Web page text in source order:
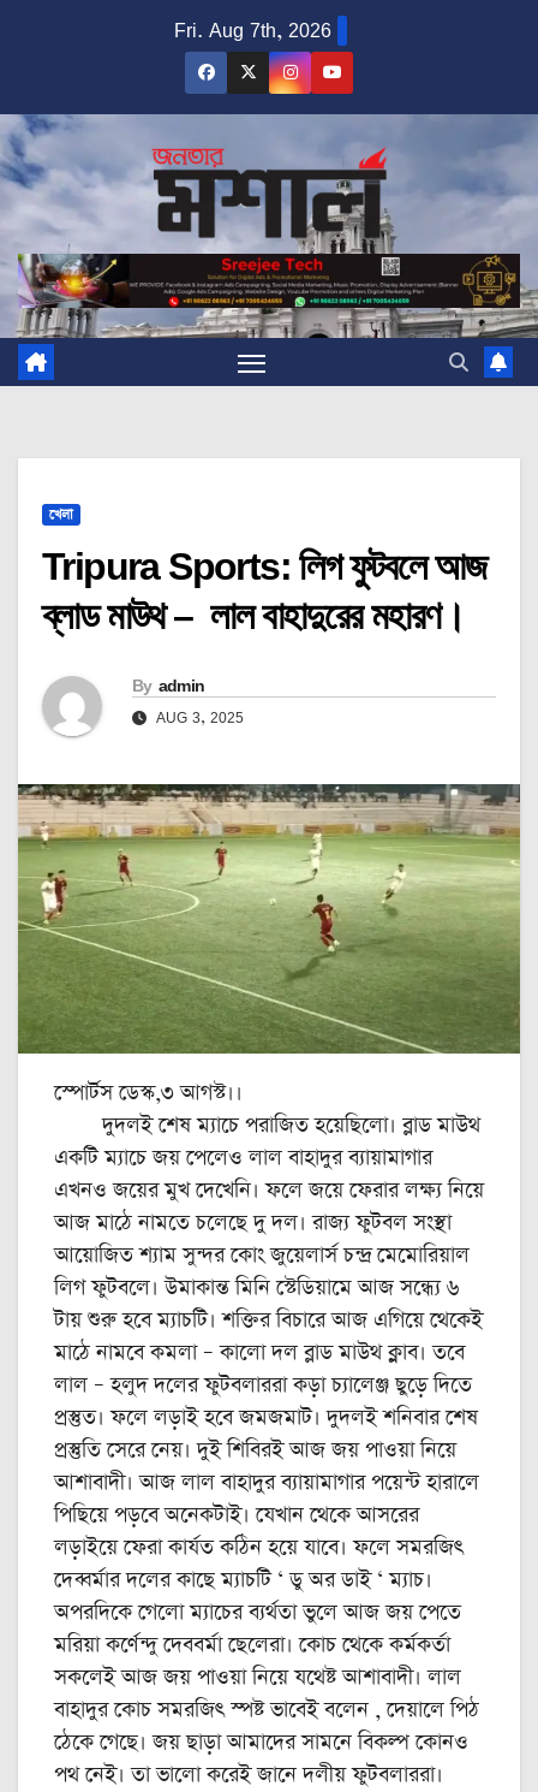
Fri. Aug 7th, 2026
খেলা
Tripura Sports: লিগ ফুটবলে আজ
ব্লাড মাউথ – লাল বাহাদুরের মহারণ।
By admin
AUG 3, 2025
স্পোর্টস ডেস্ক,৩ আগস্ট।।
দুদলই শেষ ম্যাচে পরাজিত হয়েছিলো। ব্লাড মাউথ
একটি ম্যাচে জয় পেলেও লাল বাহাদুর ব্যায়ামাগার
এখনও জয়ের মুখ দেখেনি। ফলে জয়ে ফেরার লক্ষ্য নিয়ে
আজ মাঠে নামতে চলেছে দু দল। রাজ্য ফুটবল সংস্থা
আয়োজিত শ্যাম সুন্দর কোং জুয়েলার্স চন্দ্র মেমোরিয়াল
লিগ ফুটবলে। উমাকান্ত মিনি স্টেডিয়ামে আজ সন্ধ্যে ৬
টায় শুরু হবে ম্যাচটি। শক্তির বিচারে আজ এগিয়ে থেকেই
মাঠে নামবে কমলা – কালো দল ব্লাড মাউথ ক্লাব। তবে
লাল – হলুদ দলের ফুটবলাররা কড়া চ্যালেঞ্জ ছুড়ে দিতে
প্রস্তুত। ফলে লড়াই হবে জমজমাট। দুদলই শনিবার শেষ
প্রস্তুতি সেরে নেয়। দুই শিবিরই আজ জয় পাওয়া নিয়ে
আশাবাদী। আজ লাল বাহাদুর ব্যায়ামাগার পয়েন্ট হারালে
পিছিয়ে পড়বে অনেকটাই। যেখান থেকে আসরের
লড়াইয়ে ফেরা কার্যত কঠিন হয়ে যাবে। ফলে সমরজিৎ
দেব্বর্মার দলের কাছে ম্যাচটি ‘ ডু অর ডাই ‘ ম্যাচ।
অপরদিকে গেলো ম্যাচের ব্যর্থতা ভুলে আজ জয় পেতে
মরিয়া কর্ণেন্দু দেববর্মা ছেলেরা। কোচ থেকে কর্মকর্তা
সকলেই আজ জয় পাওয়া নিয়ে যথেষ্ট আশাবাদী। লাল
বাহাদুর কোচ সমরজিৎ স্পষ্ট ভাবেই বলেন , দেয়ালে পিঠ
ঠেকে গেছে। জয় ছাড়া আমাদের সামনে বিকল্প কোনও
পথ নেই। তা ভালো করেই জানে দলীয় ফুটবলাররা।